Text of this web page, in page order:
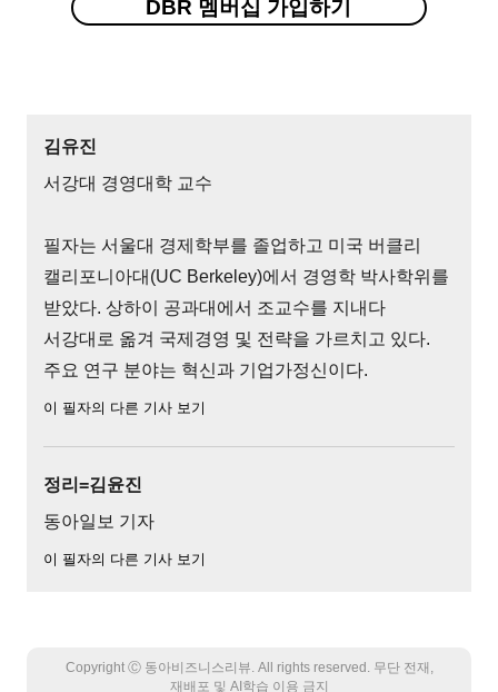
DBR 멤버십 가입하기
김유진
서강대 경영대학 교수
필자는 서울대 경제학부를 졸업하고 미국 버클리
캘리포니아대(UC Berkeley)에서 경영학 박사학위를
받았다. 상하이 공과대에서 조교수를 지내다
서강대로 옮겨 국제경영 및 전략을 가르치고 있다.
주요 연구 분야는 혁신과 기업가정신이다.
이 필자의 다른 기사 보기
정리=김윤진
동아일보 기자
이 필자의 다른 기사 보기
Copyright Ⓒ 동아비즈니스리뷰. All rights reserved. 무단 전재,
재배포 및 AI학습 이용 금지